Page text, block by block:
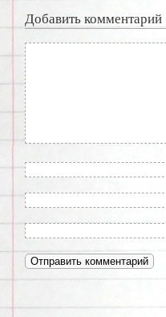
Добавить комментарий